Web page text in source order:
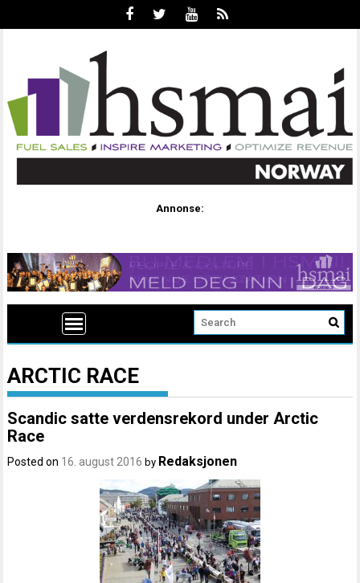
Annonse:
ARCTIC RACE
Scandic satte verdensrekord under Arctic
Race
Posted on 16. august 2016 by Redaksjonen